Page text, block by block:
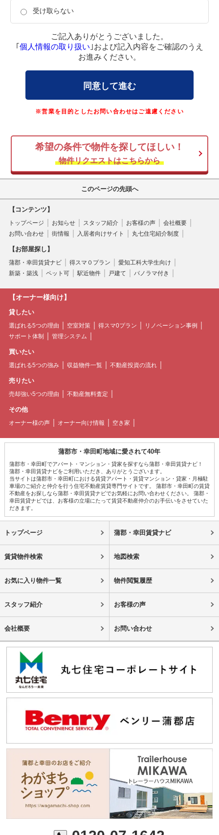
受け取らない
ご記入ありがとうございました。
｢ 個人情報の取り扱い ｣および記入内容をご確認のうえ
お進みください。
同意して進む
※営業を目的としたお問い合わせはご遠慮ください
希望の条件で物件を探してほしい！
物件リクエストはこちらから
このページの先頭へ
【コンテンツ】
トップページ お知らせ スタッフ紹介 お客様の声
会社概要
お問い合わせ
街情報 入居者向けサイト 丸七住宅紹介制度
【お部屋探し】
蒲郡・幸田賃貸ナビ 得スマ０プラン
愛知工科大学生向け
新築・築浅
ペット可 駅近物件 戸建て パノラマ付き
【オーナー様向け】
貸したい
選ばれる5つの理由 空室対策 得スマ0プラン
リノベーション事例
サポート体制
管理システム
買いたい
選ばれる5つの強み 収益物件一覧 不動産投資の流れ
売りたい
売却強い5つの理由 不動産無料査定
その他
オーナー様の声 オーナー向け情報 空き家
蒲郡市・幸田町地域に愛されて40年
蒲郡市・幸田町でアパート・マンション・貸家を探すなら蒲郡・幸田賃貸ナビ！
蒲郡・幸田賃貸ナビをご利用いただき、ありがとうございます。
当サイトは蒲郡市・幸田町における賃貸アパート・賃貸マンション・貸家・月極駐
車場のご紹介と仲介を行う住宅不動産賃貸専門サイトです。 蒲郡市・幸田町の賃貸
不動産をお探しなら蒲郡・幸田賃貸ナビでお気軽にお問い合わせください。 蒲郡・
幸田賃貸ナビでは、お客様の立場にたって賃貸不動産仲介のお手伝いをさせていた
だきます。
トップページ 蒲郡・幸田賃貸ナビ
賃貸物件検索 地図検索
お気に入り物件一覧 物件閲覧履歴
スタッフ紹介 お客様の声
会社概要 お問い合わせ